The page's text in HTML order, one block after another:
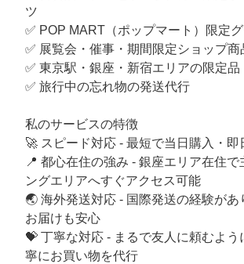
ツ
✅ POP MART（ポップマート）限定
✅ 展覧会・催事・期間限定ショップ商
✅ 東京駅・銀座・新宿エリアの限定品
✅ 旅行中の忘れ物の発送代行
私のサービスの特徴
🚀 スピード対応 - 最短で当日購入・即
📍 都心在住の強み - 銀座エリア在住で
ングエリアへすぐアクセス可能
🌏 海外発送対応 - 国際発送の経験があ
お届けも安心
💝 丁寧な対応 - まるで友人に頼むよう
寧にお買い物を代行